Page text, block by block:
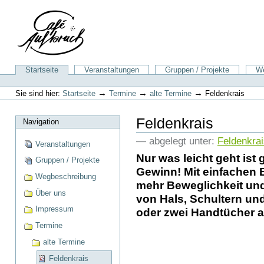
Navigation
SektionenStartseite Veranstaltungen Gruppen / Projekte
Benutzerspezifische
Werkzeuge
Sie sind hier: Startseite → Termine → alte Termine → Feldenkrais
Navigation
Veranstaltungen
Gruppen / Projekte
Wegbeschreibung
Über uns
Impressum
Termine
alte Termine
Feldenkrais
Feldenkrais
— abgelegt unter:
Nur was leicht geht ist
Gewinn! Mit einfachen
mehr Beweglichkeit
von Hals, Schultern
oder zwei Handtücher